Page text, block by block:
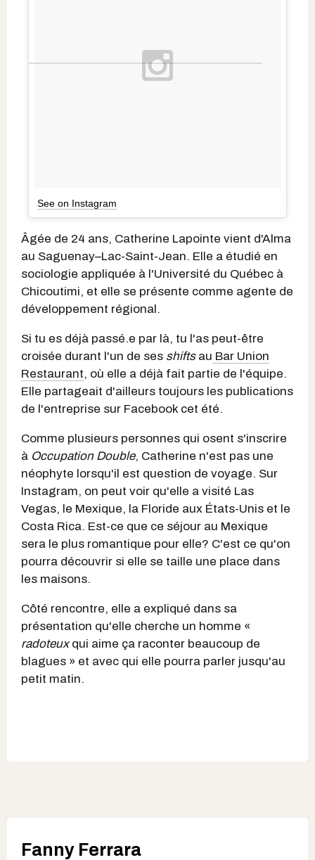
See on Instagram
Âgée de 24 ans, Catherine Lapointe vient d'Alma
au Saguenay–Lac-Saint-Jean. Elle a étudié en
sociologie appliquée à l'Université du Québec à
Chicoutimi, et elle se présente comme agente de
développement régional.
Si tu es déjà passé.e par là, tu l'as peut-être
croisée durant l'un de ses shiftsau Bar Union
Restaurant, où elle a déjà fait partie de l'équipe.
Elle partageait d'ailleurs toujours les publications
de l'entreprise sur Facebook cet été.
Comme plusieurs personnes qui osent s'inscrire
à Occupation Double, Catherine n'est pas une
néophyte lorsqu'il est question de voyage. Sur
Instagram, on peut voir qu'elle a visité Las
Vegas, le Mexique, la Floride aux États-Unis et le
Costa Rica. Est-ce que ce séjour au Mexique
sera le plus romantique pour elle? C'est ce qu'on
pourra découvrir si elle se taille une place dans
les maisons.
Côté rencontre, elle a expliqué dans sa
présentation qu'elle cherche un homme «
radoteuxqui aime ça raconter beaucoup de
blagues » et avec qui elle pourra parler jusqu'au
petit matin.
Fanny Ferrara